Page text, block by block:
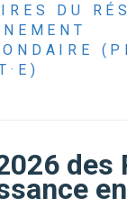
DU
des